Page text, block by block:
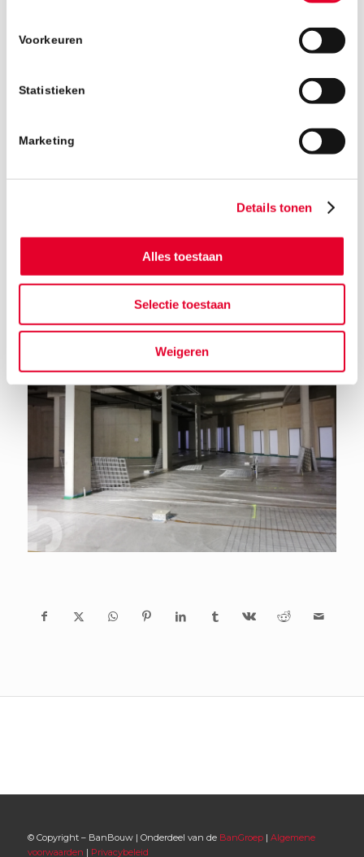
Voorkeuren
Statistieken
Marketing
Details tonen
Alles toestaan
Selectie toestaan
Weigeren
Terug naar het nieuwsoverzicht
© Copyright – BanBouw | Onderdeel van de BanGroep| Algemene
voorwaarden | Privacybeleid